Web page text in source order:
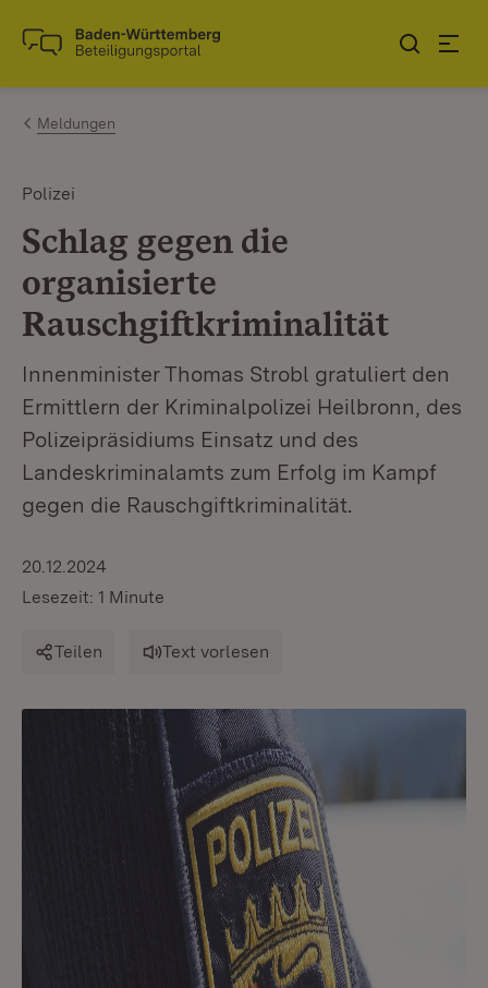
Zum Inhalt springen
Link zur Startseite
Meldungen
Polizei
Schlag gegen die
organisierte
Rauschgiftkriminalität
Innenminister Thomas Strobl gratuliert den
Ermittlern der Kriminalpolizei Heilbronn, des
Polizeipräsidiums Einsatz und des
Landeskriminalamts zum Erfolg im Kampf
gegen die Rauschgiftkriminalität.
20.12.2024
Lesezeit: 1 Minute
Teilen Text vorlesen